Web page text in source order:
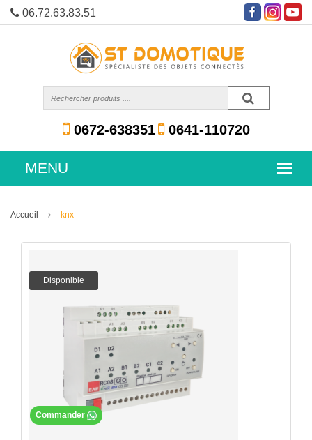
06.72.63.83.51
0672-638351 0641-110720
Accueil knx
Disponible
Commander